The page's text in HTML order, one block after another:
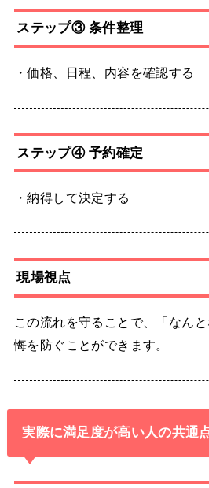
ステップ③ 条件整理
・価格、日程、内容を確認する
ステップ④ 予約確定
・納得して決定する
現場視点
この流れを守ることで、「なん
悔を防ぐことができます。
実際に満足度が高い人の共通